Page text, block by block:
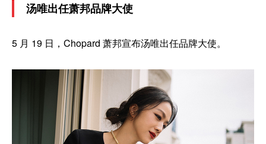
汤唯出任萧邦品牌大使
5 月 19 日，Chopard 萧邦宣布汤唯出任品牌大使。